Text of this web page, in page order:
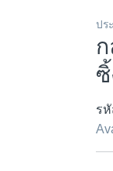
ปร
ร